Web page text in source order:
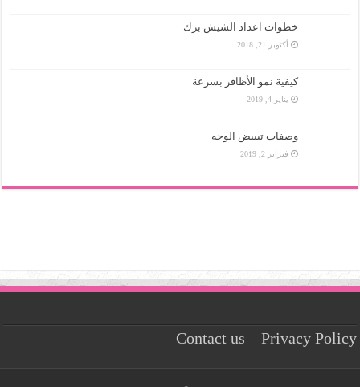
خطوات اعداد الشيش برك
أكتوبر 21, 2018
كيفية نمو الأظافر بسرعة
يناير 4, 2019
وصفات تبييض الوجه
فبراير 2, 2019
Contact us Privacy Policy